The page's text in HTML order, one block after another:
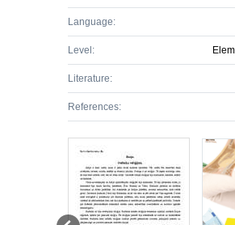
Language:
Level:
Literature:
References: